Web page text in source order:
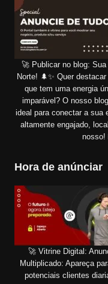
🚀 Publicar no blog:
Norte! 🌲✨ Quer
que tem uma energia
imparável? O nosso
ideal para conectar a sua
altamente engajado,
Hora de anúnciar
🚀 Vitrine Digital:
Multiplicado: Apareça
potenciais clientes